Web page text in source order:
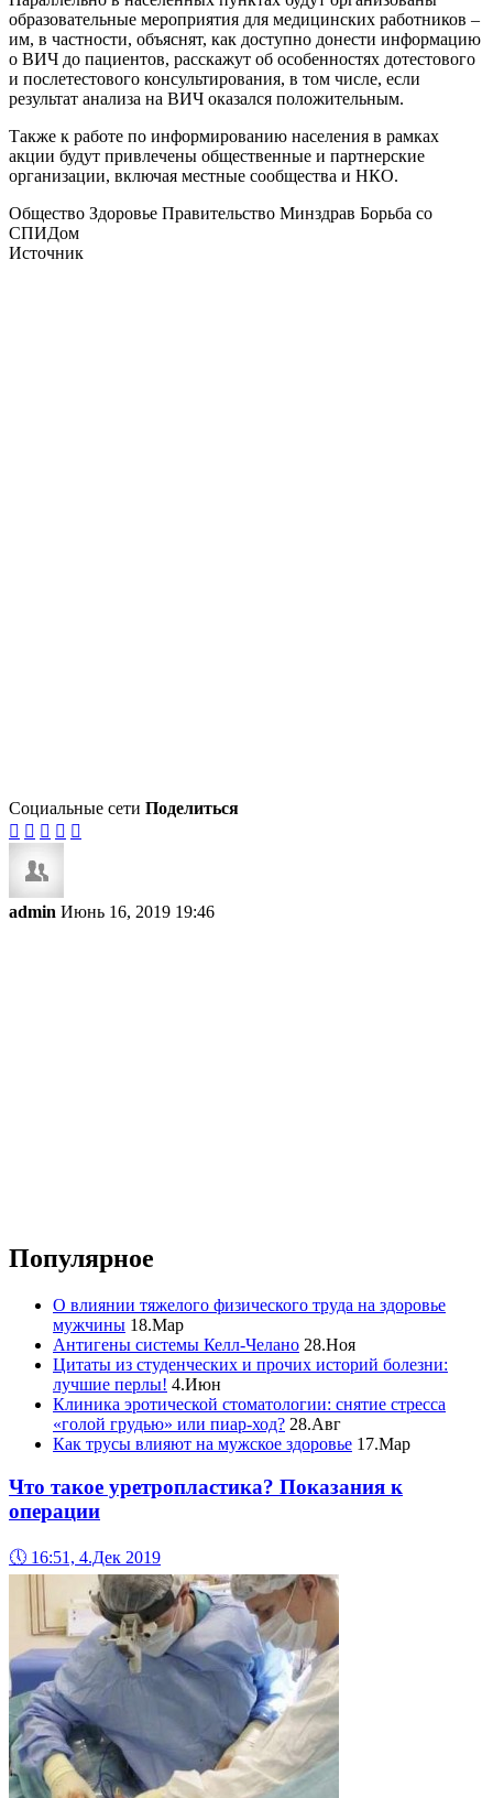
образовательные мероприятия для медицинских работников –
им, в частности, объяснят, как доступно донести информацию
о ВИЧ до пациентов, расскажут об особенностях дотестового
и послетестового консультирования, в том числе, если
результат анализа на ВИЧ оказался положительным.
Также к работе по информированию населения в рамках
акции будут привлечены общественные и партнерские
организации, включая местные сообщества и НКО.
Общество Здоровье Правительство Минздрав Борьба со
СПИДом
Источник
Социальные сети Поделиться
    
admin Июнь 16, 2019 19:46
Популярное
О влиянии тяжелого физического труда на здоровье
мужчины 18.Мар
Антигены системы Келл-Челано 28.Ноя
Цитаты из студенческих и прочих историй болезни:
лучшие перлы! 4.Июн
Клиника эротической стоматологии: снятие стресса
«голой грудью» или пиар-ход? 28.Авг
Как трусы влияют на мужское здоровье 17.Мар
Что такое уретропластика? Показания к
операции
🕔 16:51, 4.Дек 2019